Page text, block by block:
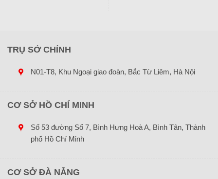
TRỤ SỞ CHÍNH
N01-T8, Khu Ngoại giao đoàn, Bắc Từ Liêm, Hà Nội
CƠ SỞ HỒ CHÍ MINH
Số 53 đường Số 7, Bình Hưng Hoà A, Bình Tân, Thành
phố Hồ Chí Minh
CƠ SỞ ĐÀ NẴNG